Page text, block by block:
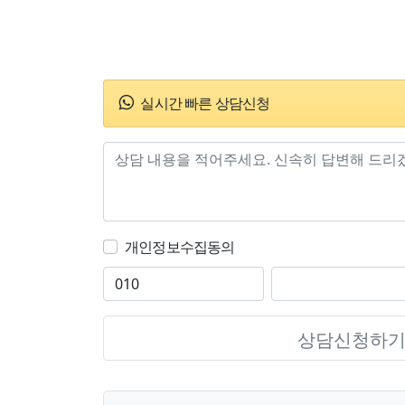
실시간 빠른 상담신청
개인정보수집동의
상담신청하기